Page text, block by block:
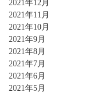
2021年12月
2021年11月
2021年10月
2021年9月
2021年8月
2021年7月
2021年6月
2021年5月